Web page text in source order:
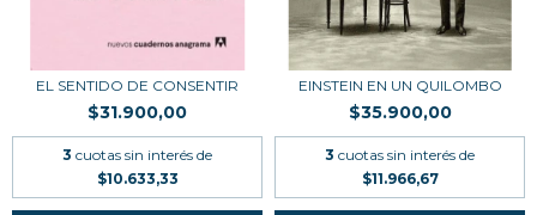
EL SENTIDO DE CONSENTIR
$31.900,00
3 cuotas sin interés de
$10.633,33
EINSTEIN EN UN QUILOMBO
$35.900,00
3 cuotas sin interés de
$11.966,67